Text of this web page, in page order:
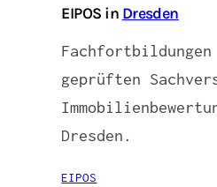
EIPOS in Dresden
Fachfortbildungen
geprüften
Dresden.
EIPOS